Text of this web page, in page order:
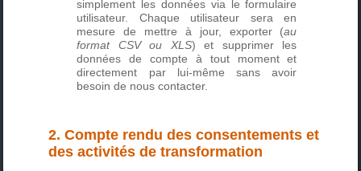
simplement les données via le formulaire
utilisateur. Chaque utilisateur sera en
mesure de mettre à jour, exporter (au
format CSV ou XLS) et supprimer les
données de compte à tout moment et
directement par lui-même sans avoir
besoin de nous contacter.
2. Compte rendu des consentements et
des activités de transformation